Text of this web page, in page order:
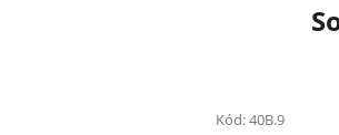
Kód:40B.9